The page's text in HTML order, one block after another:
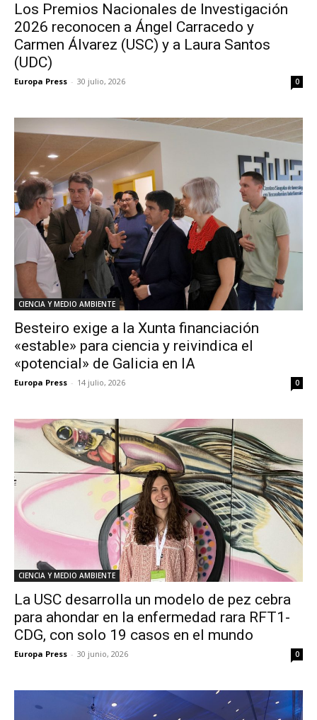
Los Premios Nacionales de Investigación
2026 reconocen a Ángel Carracedo y
Carmen Álvarez (USC) y a Laura Santos
(UDC)
Europa Press - 30 julio, 2026 0
CIENCIA Y MEDIO AMBIENTE
Besteiro exige a la Xunta financiación
«estable» para ciencia y reivindica el
«potencial» de Galicia en IA
Europa Press - 14 julio, 2026 0
CIENCIA Y MEDIO AMBIENTE
La USC desarrolla un modelo de pez cebra
para ahondar en la enfermedad rara RFT1-
CDG, con solo 19 casos en el mundo
Europa Press - 30 junio, 2026 0